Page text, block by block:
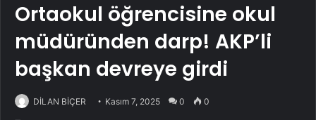
Ortaokul öğrencisine okul
müdüründen darp! AKP’li
başkan devreye girdi
DİLAN BİÇER Kasım 7, 2025 0 0